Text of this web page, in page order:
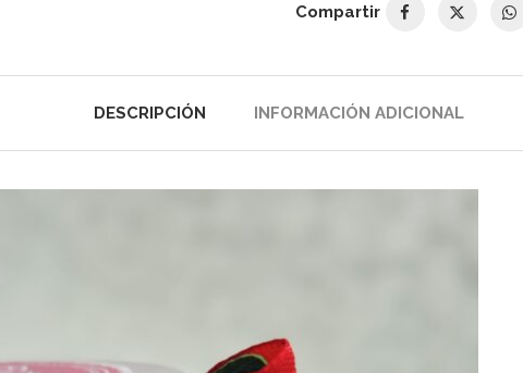
Compartir
DESCRIPCIÓN INFORMACIÓN ADICIONAL